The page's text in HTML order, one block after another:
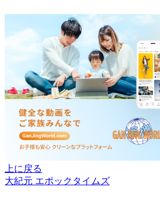
上に戻る
大紀元 エポックタイムズ